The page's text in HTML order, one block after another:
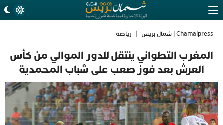
Chamalpress | شمال بريس رياضة
المغرب التطواني ينتقل للدور الموالي من كأس
العرش بعد فوز صعب على شباب المحمدية